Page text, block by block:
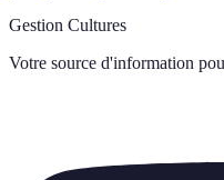
Gestion Cultures
Votre source d'information